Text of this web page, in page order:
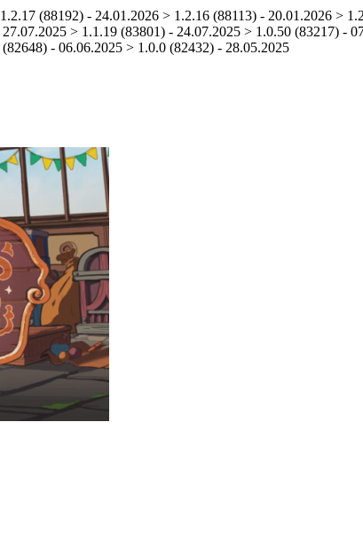
(88192) - 24.01.2026 > 1.2.16 (88113) - 20.01.2026 >
> 1.1.19 (83801) - 24.07.2025 > 1.0.50 (83217) -
- 06.06.2025 > 1.0.0 (82432) - 28.05.2025